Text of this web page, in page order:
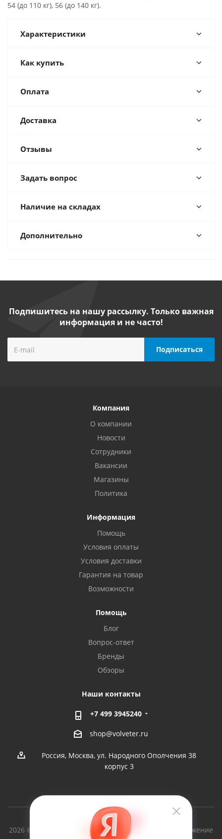
54 (до 110 кг), 56 (до 140 кг).
Характеристики
Как купить
Оплата
Доставка
Отзывы
Задать вопрос
Наличие на складах
Дополнительно
Подпишитесь на нашу рассылку. Только важная
информация и не часто!
Компания
О компании
Новости
Сотрудники
Вакансии
Магазины
Политика
Информация
Помощь
Условия оплаты
Условия доставки
Гарантия на товар
Возможности
Помощь
Блог
Вопрос-ответ
Бренды
Обзоры
Наши контакты
+7 499 3945240
shop@volveter.ru
Россия, Москва, ул. Народного Ополчения 38
корпус 3
2026 © Вольный Ветер - производство судов и снаряжение